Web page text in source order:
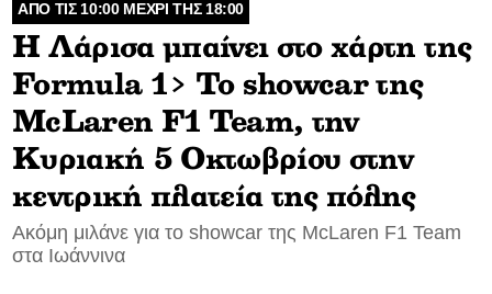
DIA Y NOCHE
CONTACT
ADVERTISE
AΠΟ ΤΙΣ 10:00 ΜΕΧΡΙ ΤΗΣ 18:00
Η Λάρισα μπαίνει στo χάρτη της
Formula 1> Το showcar της
McLaren F1 Team, την
Κυριακή 5 Οκτωβρίου στην
κεντρική πλατεία της πόλης
Ακόμη μιλάνε για το showcar της McLaren F1 Team
στα Ιωάννινα